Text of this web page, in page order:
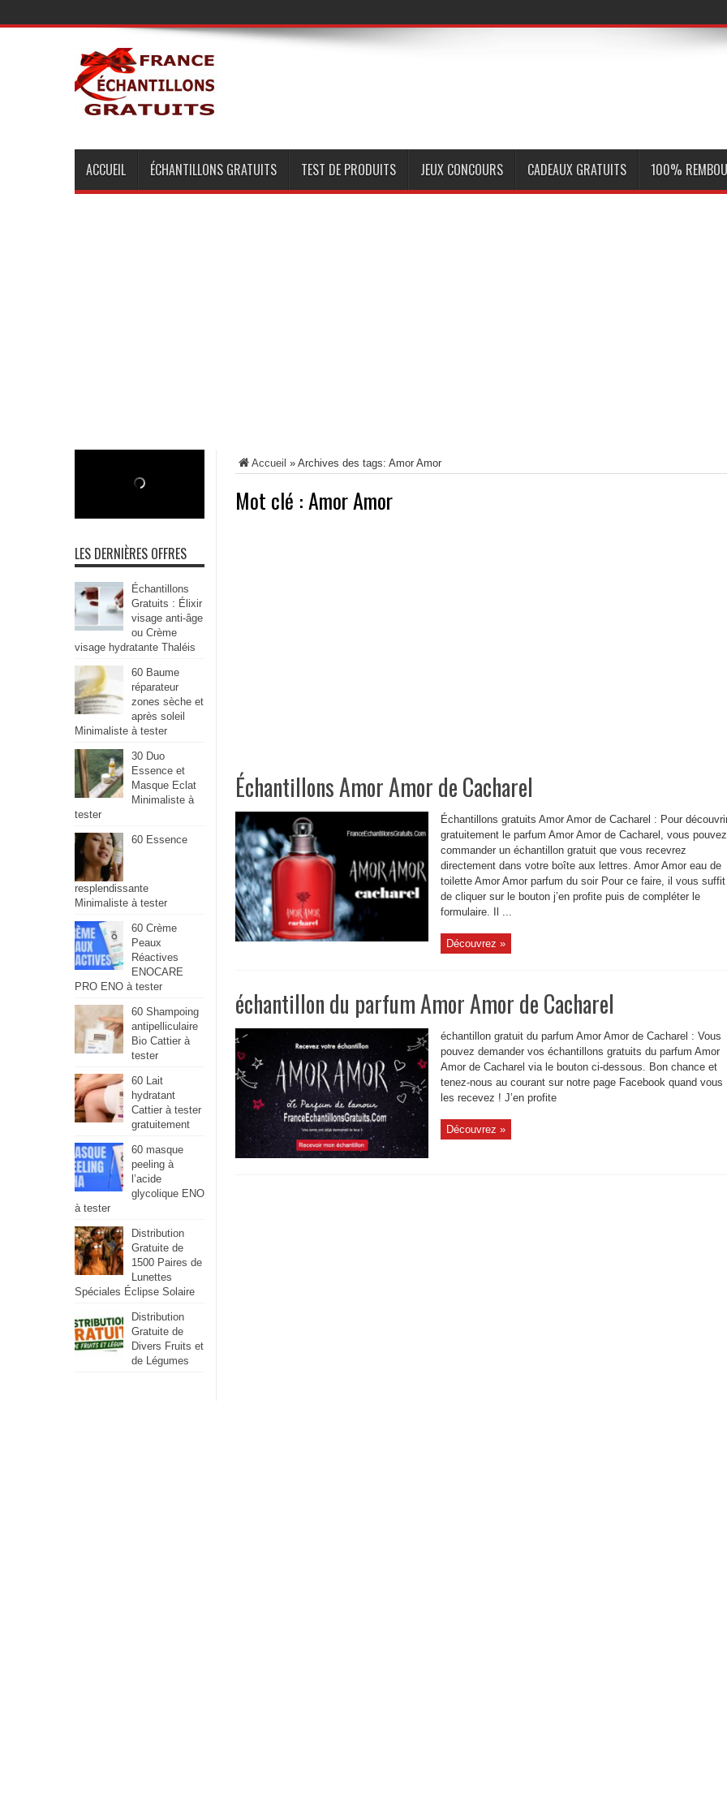
ACCUEIL ÉCHANTILLONS GRATUITS TEST DE PRODUITS JEUX CONCOURS CADEAUX GRATUITS 100%
Accueil » Archives des tags: Amor Amor
Mot clé :Amor Amor
Échantillons Amor Amor de Cacharel
Échantillons gratuits Amor Amor de Cacharel : Pour
gratuitement le parfum Amor Amor de Cacharel, vous pouvez
commander un échantillon gratuit que vous recevrez
directement dans votre boîte aux lettres. Amor Amor eau de
toilette Amor Amor parfum du soir Pour ce faire, il vous suffit
de cliquer sur le bouton j’en profite puis de compléter le
formulaire. Il ...
Découvrez »
échantillon du parfum Amor Amor de Cacharel
échantillon gratuit du parfum Amor Amor de Cacharel : Vous
pouvez demander vos échantillons gratuits du parfum Amor
Amor de Cacharel via le bouton ci-dessous. Bon chance et
tenez-nous au courant sur notre page Facebook quand vous
les recevez ! J’en profite
Découvrez »
LES DERNIÈRES OFFRES
Échantillons
Gratuits : Élixir
visage anti-âge
ou Crème
visage hydratante Thaléis
60 Baume
réparateur
zones sèche et
après soleil
Minimaliste à tester
30 Duo
Essence et
Masque Eclat
Minimaliste à
tester
60 Essence
resplendissante
Minimaliste à tester
60 Crème
Peaux
Réactives
ENOCARE
PRO ENO à tester
60 Shampoing
antipelliculaire
Bio Cattier à
tester
60 Lait
hydratant
Cattier à tester
gratuitement
60 masque
peeling à
l’acide
glycolique ENO
à tester
Distribution
Gratuite de
1500 Paires de
Lunettes
Spéciales Éclipse Solaire
Distribution
Gratuite de
Divers Fruits et
de Légumes